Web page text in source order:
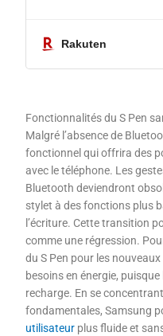
Rakuten
Fonctionnalités du S Pen
Malgré l’absence de
fonctionnel qui offrira des
avec le téléphone. Les
Bluetooth deviendront
stylet à des fonctions plus
l’écriture. Cette transition
comme une régression.
du S Pen pour les
besoins en énergie,
recharge. En se
fondamentales, Samsung
utilisateur plus fluide et